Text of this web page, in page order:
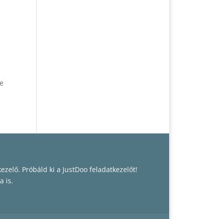
. Próbáld ki a JustDoo feladatkezelőt!
is.